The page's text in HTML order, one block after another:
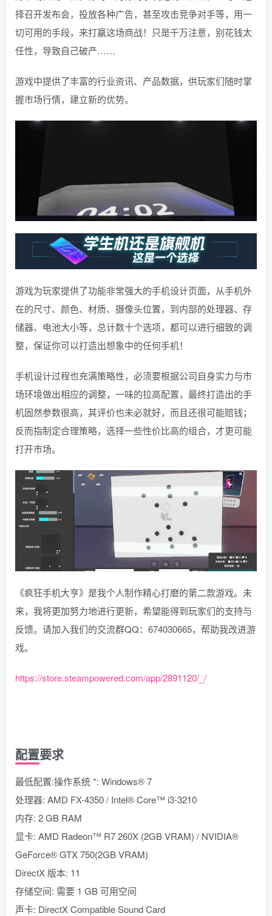
择召开发布会，投放各种广告，甚至攻击竞争对手等，用一
切可用的手段，来打赢这场商战！只是千万注意，别花钱太
任性，导致自己破产……
游戏中提供了丰富的行业资讯、产品数据，供玩家们随时掌
握市场行情，建立新的优势。
游戏为玩家提供了功能非常强大的手机设计页面，从手机外
在的尺寸、颜色、材质、摄像头位置，到内部的处理器、存
储器、电池大小等，总计数十个选项，都可以进行细致的调
整，保证你可以打造出想象中的任何手机！
手机设计过程也充满策略性，必须要根据公司自身实力与市
场环境做出相应的调整，一味的拉高配置，最终打造出的手
机固然参数很高，其评价也未必就好，而且还很可能赔钱；
反而指制定合理策略，选择一些性价比高的组合，才更可能
打开市场。
《疯狂手机大亨》是我个人制作精心打磨的第二款游戏。未
来，我将更加努力地进行更新，希望能得到玩家们的支持与
反馈。请加入我们的交流群QQ：674030665，帮助我改进游
戏。
https://store.steampowered.com/app/2891120/_/
配置要求
最低配置:操作系统 *: Windows® 7
处理器: AMD FX-4350 / Intel® Core™ i3-3210
内存: 2 GB RAM
显卡: AMD Radeon™ R7 260X (2GB VRAM) / NVIDIA®
GeForce® GTX 750(2GB VRAM)
DirectX 版本: 11
存储空间: 需要 1 GB 可用空间
声卡: DirectX Compatible Sound Card